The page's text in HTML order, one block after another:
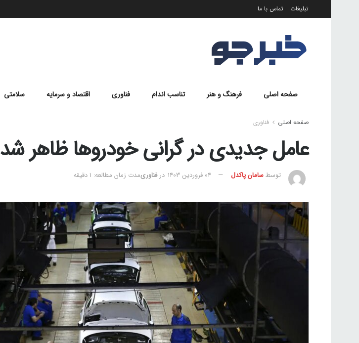
تبلیغات تماس با ما
صفحه اصلی فرهنگ و هنر تناسب اندام فناوری اقتصاد و سرمایه سلامتی
صفحه اصلی فناوری
عامل جدیدی در گرانی خودروها ظاهر شد
توسطسامان پاکدل ۰۴ فروردین ۱۴۰۳ در فناوریمدت زمان مطالعه: 1 دقیقه